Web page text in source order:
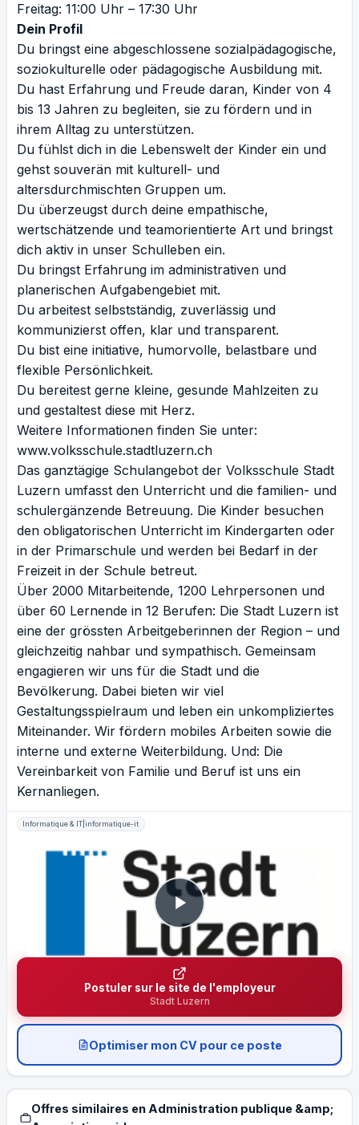
Freitag: 11:00 Uhr – 17:30 Uhr
Dein Profil
Du bringst eine abgeschlossene sozialpädagogische,
soziokulturelle oder pädagogische Ausbildung mit.
Du hast Erfahrung und Freude daran, Kinder von 4
bis 13 Jahren zu begleiten, sie zu fördern und in
ihrem Alltag zu unterstützen.
Du fühlst dich in die Lebenswelt der Kinder ein und
gehst souverän mit kulturell- und
altersdurchmischten Gruppen um.
Du überzeugst durch deine empathische,
wertschätzende und teamorientierte Art und bringst
dich aktiv in unser Schulleben ein.
Du bringst Erfahrung im administrativen und
planerischen Aufgabengebiet mit.
Du arbeitest selbstständig, zuverlässig und
kommunizierst offen, klar und transparent.
Du bist eine initiative, humorvolle, belastbare und
flexible Persönlichkeit.
Du bereitest gerne kleine, gesunde Mahlzeiten zu
und gestaltest diese mit Herz.
Weitere Informationen finden Sie unter:
www.volksschule.stadtluzern.ch
Das ganztägige Schulangebot der Volksschule Stadt
Luzern umfasst den Unterricht und die familien- und
schulergänzende Betreuung. Die Kinder besuchen
den obligatorischen Unterricht im Kindergarten oder
in der Primarschule und werden bei Bedarf in der
Freizeit in der Schule betreut.
Über 2000 Mitarbeitende, 1200 Lehrpersonen und
über 60 Lernende in 12 Berufen: Die Stadt Luzern ist
eine der grössten Arbeitgeberinnen der Region – und
gleichzeitig nahbar und sympathisch. Gemeinsam
engagieren wir uns für die Stadt und die
Bevölkerung. Dabei bieten wir viel
Gestaltungsspielraum und leben ein unkompliziertes
Miteinander. Wir fördern mobiles Arbeiten sowie die
interne und externe Weiterbildung. Und: Die
Vereinbarkeit von Familie und Beruf ist uns ein
Kernanliegen.
Informatique & IT|informatique-it
Postuler sur le site de l'employeur
Stadt Luzern
Optimiser mon CV pour ce poste
Offres similaires en Administration publique &amp;